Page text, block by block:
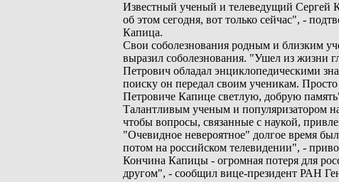
Известный ученый и телеведущий Сергей
об этом сегодня, вот только сейчас", -
Капица.
Свои соболезнования родным и близким
выразил соболезнования. "Ушел из жизни
Петрович обладал энциклопедическими
поиску он передал своим ученикам.
Петровиче Капице светлую, добрую
Талантливым ученым и популяризатором
чтобы вопросы, связанные с наукой,
"Очевидное невероятное" долгое время
потом на российском телевидении", -
Кончина Капицы - огромная потеря для
другом", - сообщил вице-президент РАН